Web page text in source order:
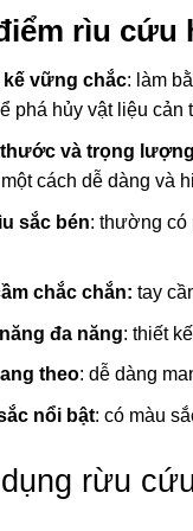
rìu cứu
kế vững chắc: làm
phá hủy vật liệu cản
và trọng
cách dễ dàng và
sắc bén: thường có
chắc chắn: tay
đa năng: thiết
theo: dễ dàng
nổi bật: có màu
rừu